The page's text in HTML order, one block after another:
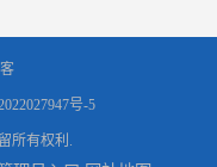
号-5
所有权利.